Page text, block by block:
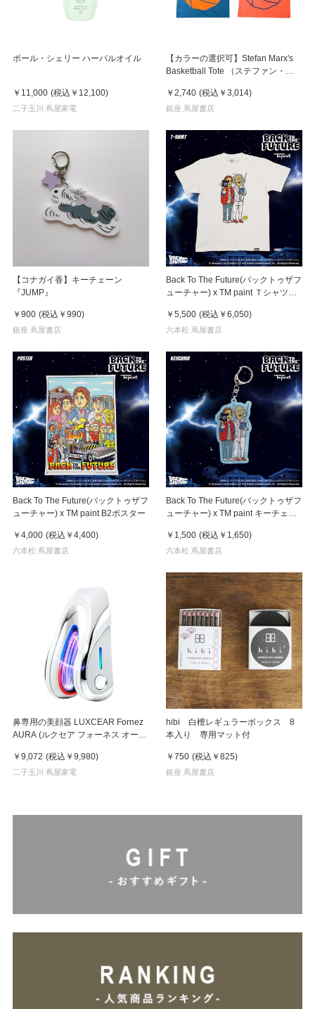
ポール・シェリー ハーバルオイル
￥11,000 (税込 ￥12,100)
二子玉川 蔦屋家電
【カラーの選択可】Stefan Marx's
Basketball Tote （ステファン・マ
￥2,740 (税込 ￥3,014)
銀座 蔦屋書店
【コナガイ香】キーチェーン
『JUMP』
￥900 (税込 ￥990)
銀座 蔦屋書店
Back To The Future(バックトゥザフ
ューチャー) x TM paint Ｔシャツ
￥5,500 (税込 ￥6,050)
六本松 蔦屋書店
Back To The Future(バックトゥザフ
ューチャー) x TM paint B2ポスター
￥4,000 (税込 ￥4,400)
六本松 蔦屋書店
Back To The Future(バックトゥザフ
ューチャー) x TM paint キーチェー
￥1,500 (税込 ￥1,650)
六本松 蔦屋書店
鼻専用の美顔器 LUXCEAR Fornez
AURA (ルクセア フォーネス オー
￥9,072 (税込 ￥9,980)
二子玉川 蔦屋家電
hibi 白檀レギュラーボックス 8
本入り 専用マット付
￥750 (税込 ￥825)
銀座 蔦屋書店